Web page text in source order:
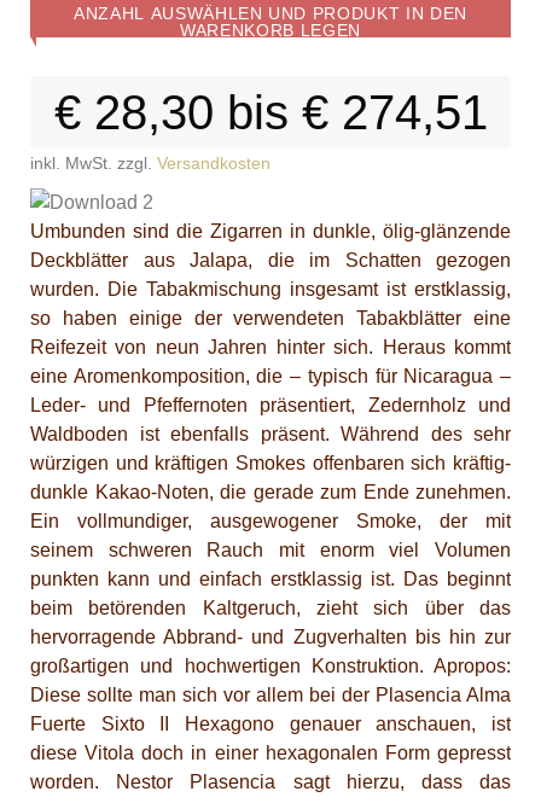
ANZAHL AUSWÄHLEN UND PRODUKT IN DEN
WARENKORB LEGEN
€28,30 bis €274,51
inkl. MwSt. zzgl. Versandkosten
Umbunden sind die Zigarren in dunkle, ölig-glänzende
Deckblätter aus Jalapa, die im Schatten gezogen
wurden. Die Tabakmischung insgesamt ist erstklassig,
so haben einige der verwendeten Tabakblätter eine
Reifezeit von neun Jahren hinter sich. Heraus kommt
eine Aromenkomposition, die – typisch für Nicaragua –
Leder- und Pfeffernoten präsentiert, Zedernholz und
Waldboden ist ebenfalls präsent. Während des sehr
würzigen und kräftigen Smokes offenbaren sich kräftig-
dunkle Kakao-Noten, die gerade zum Ende zunehmen.
Ein vollmundiger, ausgewogener Smoke, der mit
seinem schweren Rauch mit enorm viel Volumen
punkten kann und einfach erstklassig ist. Das beginnt
beim betörenden Kaltgeruch, zieht sich über das
hervorragende Abbrand- und Zugverhalten bis hin zur
großartigen und hochwertigen Konstruktion. Apropos:
Diese sollte man sich vor allem bei der Plasencia Alma
Fuerte Sixto II Hexagono genauer anschauen, ist
diese Vitola doch in einer hexagonalen Form gepresst
worden. Nestor Plasencia sagt hierzu, dass das